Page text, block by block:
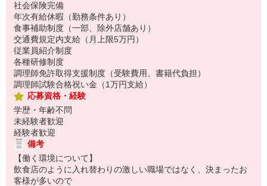
社会保険完備
年次有給休暇（勤務条件あり）
食事補助制度（一部、除外店舗あり）
交通費規定内支給（月上限5万円）
従業員紹介制度
各種研修制度
調理師免許取得支援制度（受験費用、書籍代負担）
調理師試験合格祝い金（1万円支給）
応募資格・経験
学歴・年齢不問
未経験者歓迎
経験者歓迎
備考
【働く環境について】
飲食店のように入れ替わりの激しい職場ではなく、決まったお
客様が多いので